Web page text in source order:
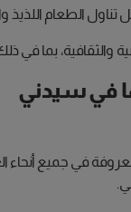
الطعام اللذيذ
بما في
في سيدني
في جميع